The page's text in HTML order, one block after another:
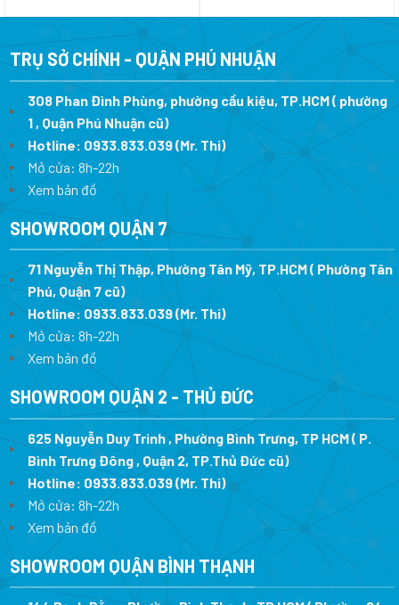
là:
tại
3.412.500 ₫.
là:
tại
TRỤ SỞ CHÍNH - QUẬN PHÚ NHUẬN
308 Phan Đình Phùng, phường cầu kiệu, TP.HCM ( phường
1 , Quận Phú Nhuận cũ)
Hotline: 0933.833.039(Mr. Thi)
Mở cửa: 8h-22h
Xem bản đồ
SHOWROOM QUẬN 7
71 Nguyễn Thị Thập, Phường Tân Mỹ, TP.HCM ( Phường Tân
Phú, Quận 7 cũ)
Hotline: 0933.833.039(Mr. Thi)
Mở cửa: 8h-22h
Xem bản đồ
SHOWROOM QUẬN 2 - THỦ ĐỨC
625 Nguyễn Duy Trinh , Phường Bình Trưng, TP HCM ( P.
Bình Trưng Đông , Quận 2, TP.Thủ Đức cũ)
Hotline: 0933.833.039(Mr. Thi)
Mở cửa: 8h-22h
Xem bản đồ
SHOWROOM QUẬN BÌNH THẠNH